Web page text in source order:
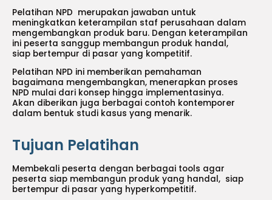
Pelatihan NPD merupakan jawaban untuk
meningkatkan keterampilan staf perusahaan dalam
mengembangkan produk baru. Dengan keterampilan
ini peserta sanggup membangun produk handal,
siap bertempur di pasar yang kompetitif.
Pelatihan NPD ini memberikan pemahaman
bagaimana mengembangkan, menerapkan proses
NPD mulai dari konsep hingga implementasinya.
Akan diberikan juga berbagai contoh kontemporer
dalam bentuk studi kasus yang menarik.
Tujuan Pelatihan
Membekali peserta dengan berbagai tools agar
peserta siap membangun produk yang handal, siap
bertempur di pasar yang hyperkompetitif.